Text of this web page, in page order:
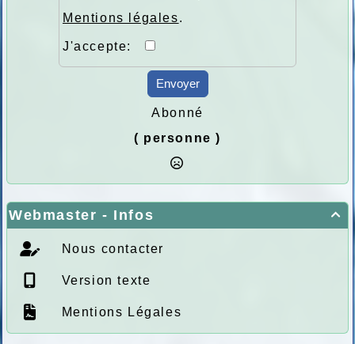
Mentions légales.
J'accepte:
Envoyer
Abonné
( personne )

Webmaster - Infos
Nous contacter
Version texte
Mentions Légales